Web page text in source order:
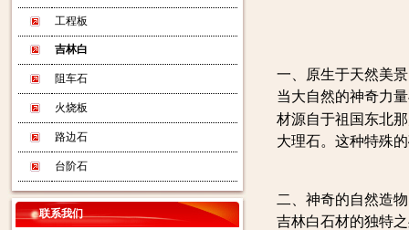
工程板
吉林白
阻车石
火烧板
路边石
台阶石
联系我们
一、原生于天然美
当大自然的神奇力
材源自于祖国东北
大理石。这种特殊
二、神奇的自然造
吉林白石材的独特